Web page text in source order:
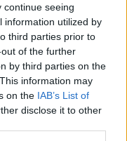
continue seeing
information utilized by
third parties prior to
of the further
by third parties on the
information may
on the IAB’s List of
disclose it to other
λιγότερο από κάθε
από την